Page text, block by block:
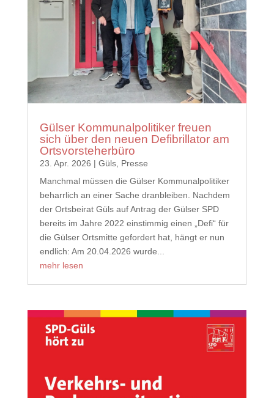
Gülser Kommunalpolitiker freuen
sich über den neuen Defibrillator am
Ortsvorsteherbüro
23. Apr. 2026 | Güls, Presse
Manchmal müssen die Gülser Kommunalpolitiker
beharrlich an einer Sache dranbleiben. Nachdem
der Ortsbeirat Güls auf Antrag der Gülser SPD
bereits im Jahre 2022 einstimmig einen „Defi“ für
die Gülser Ortsmitte gefordert hat, hängt er nun
endlich: Am 20.04.2026 wurde...
mehr lesen